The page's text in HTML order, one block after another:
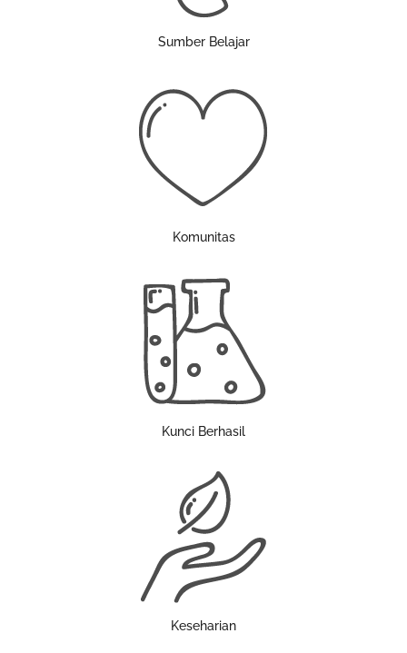
Sumber Belajar
Komunitas
Kunci Berhasil
Keseharian